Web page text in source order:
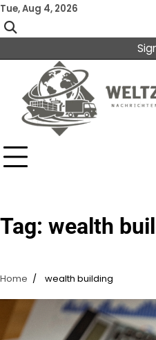
Skip
to
content
Tue, Aug 4, 2026
Tag: wealth
Home wealth building